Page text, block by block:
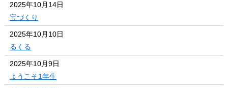
2025年10月14日
宝づくり
2025年10月10日
るくる
2025年10月9日
ようこそ1年生